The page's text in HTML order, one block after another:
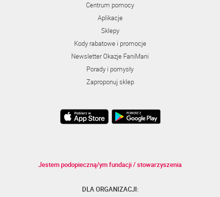
Centrum pomocy
Aplikacje
Sklepy
Kody rabatowe i promocje
Newsletter Okazje FaniMani
Porady i pomysły
Zaproponuj sklep
Jestem podopieczną/ym fundacji / stowarzyszenia
DLA ORGANIZACJI: